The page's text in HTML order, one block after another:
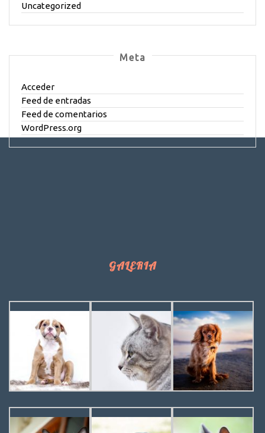
Uncategorized
Meta
Acceder
Feed de entradas
Feed de comentarios
WordPress.org
GALERIA